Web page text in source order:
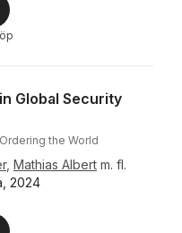
Global Security
the World
, Mathias Albert m. fl.
2024